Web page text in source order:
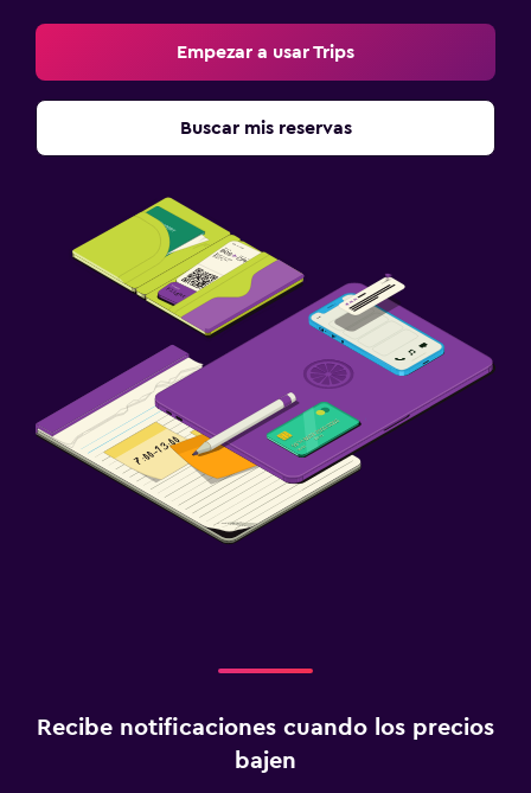
Empezar a usar Trips
Buscar mis reservas
Recibe notificaciones cuando los precios
bajen